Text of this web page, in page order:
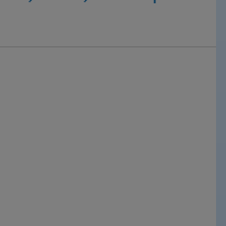
di guarigione lunghi,
carico sul piede
molto stabili grazie
leggere allo stesso
adatte a